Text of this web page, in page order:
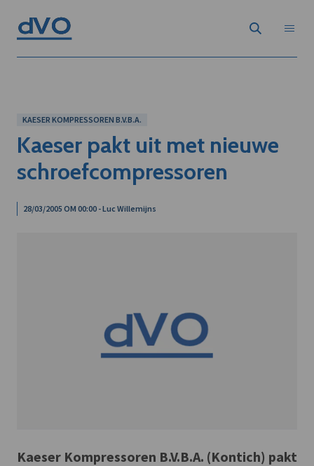
KAESER KOMPRESSOREN B.V.B.A.
Kaeser pakt uit met nieuwe
schroefcompressoren
28/03/2005 OM 00:00 - Luc Willemijns
Kaeser Kompressoren B.V.B.A. (Kontich) pakt